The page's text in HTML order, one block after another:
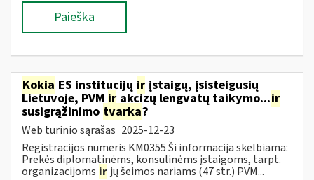
Paieška
Kokia ES institucijų ir įstaigų, įsisteigusių
Lietuvoje, PVM ir akcizų lengvatų taikymo...ir
susigrąžinimo tvarka?
Web turinio sąrašas 2025-12-23
Registracijos numeris KM0355 Ši informacija skelbiama:
Prekės diplomatinėms, konsulinėms įstaigoms, tarpt.
organizacijoms ir jų šeimos nariams (47 str.) PVM...